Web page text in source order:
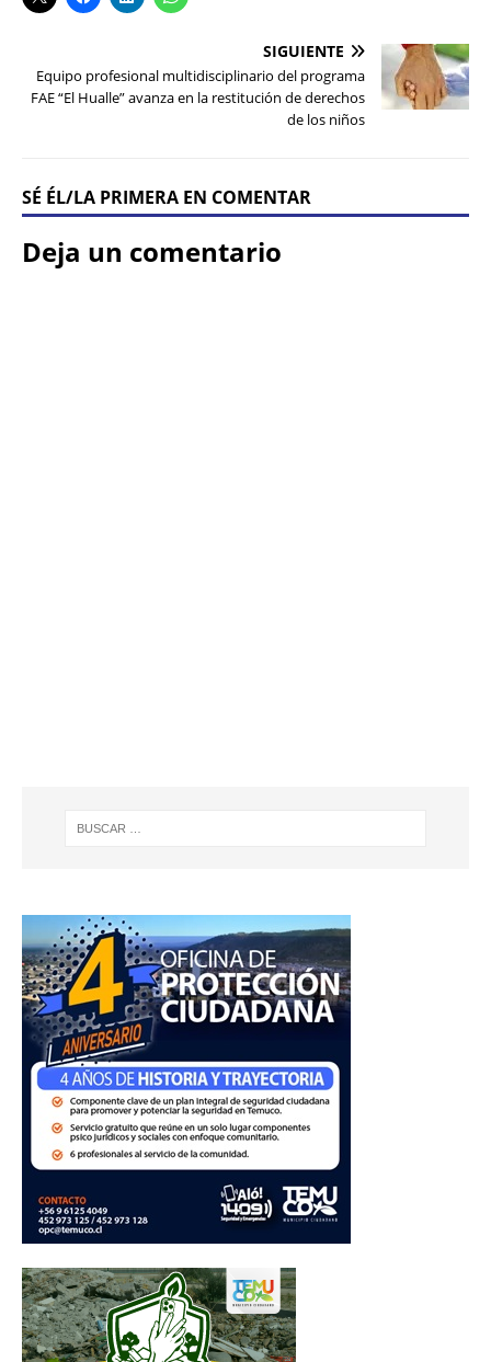
SIGUIENTE
Equipo profesional multidisciplinario del programa
FAE “El Hualle” avanza en la restitución de derechos
de los niños
SÉ ÉL/LA PRIMERA EN COMENTAR
Deja un comentario